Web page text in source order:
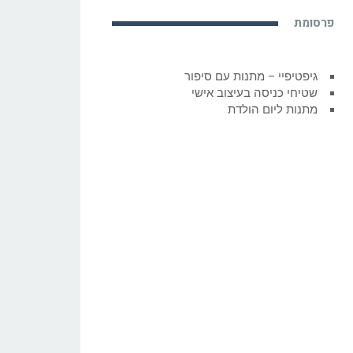
פרסומת
גיפטיפיי – מתנות עם סיפור
שטיחי כניסה בעיצוב אישי
מתנות ליום הולדת